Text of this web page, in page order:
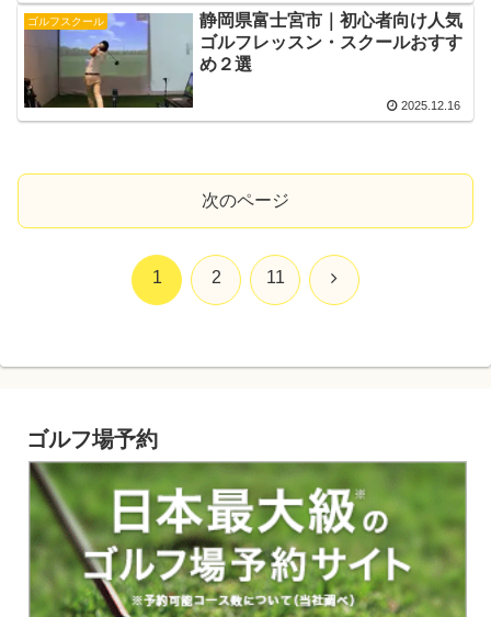
ゴルフスクール
静岡県富士宮市｜初心者向け人気
ゴルフレッスン・スクールおすす
め２選
2025.12.16
次のページ
1 2 11 次
ゴルフ場予約